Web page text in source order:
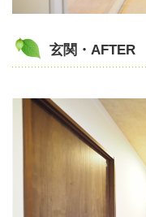
玄関・AFTER